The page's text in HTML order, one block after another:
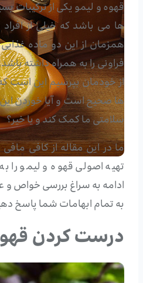
قهوه و لیمو یکی از ترکیبات
ها می باشد که خیلی از افراد
همزمان از این دو ماده
فراونی را به همراه داشته
از خودمان بپرسیم این است
ها صحیح است و آیا خوردن این
سلامتی ما کمک کند و یا خیر؟
ما در این مقاله از کافی
تهیه اصولی قهوه و لیمو
ادامه به سراغ بررسی خواص و
به تمام ابهامات شما پاسخ
درست کردن